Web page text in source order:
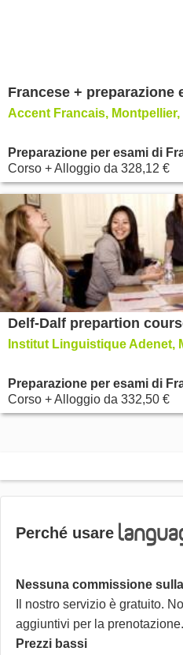
Francese + preparazione
Accent Francais, Montpellier,
Preparazione per esami di
Corso + Alloggio da 328,12 €
Delf-Dalf prepartion
Institut Linguistique Adenet,
Preparazione per esami di
Corso + Alloggio da 332,50 €
Perché usare
Nessuna commissione
Il nostro servizio è gratuito.
aggiuntivi per la prenotazione.
Prezzi bassi